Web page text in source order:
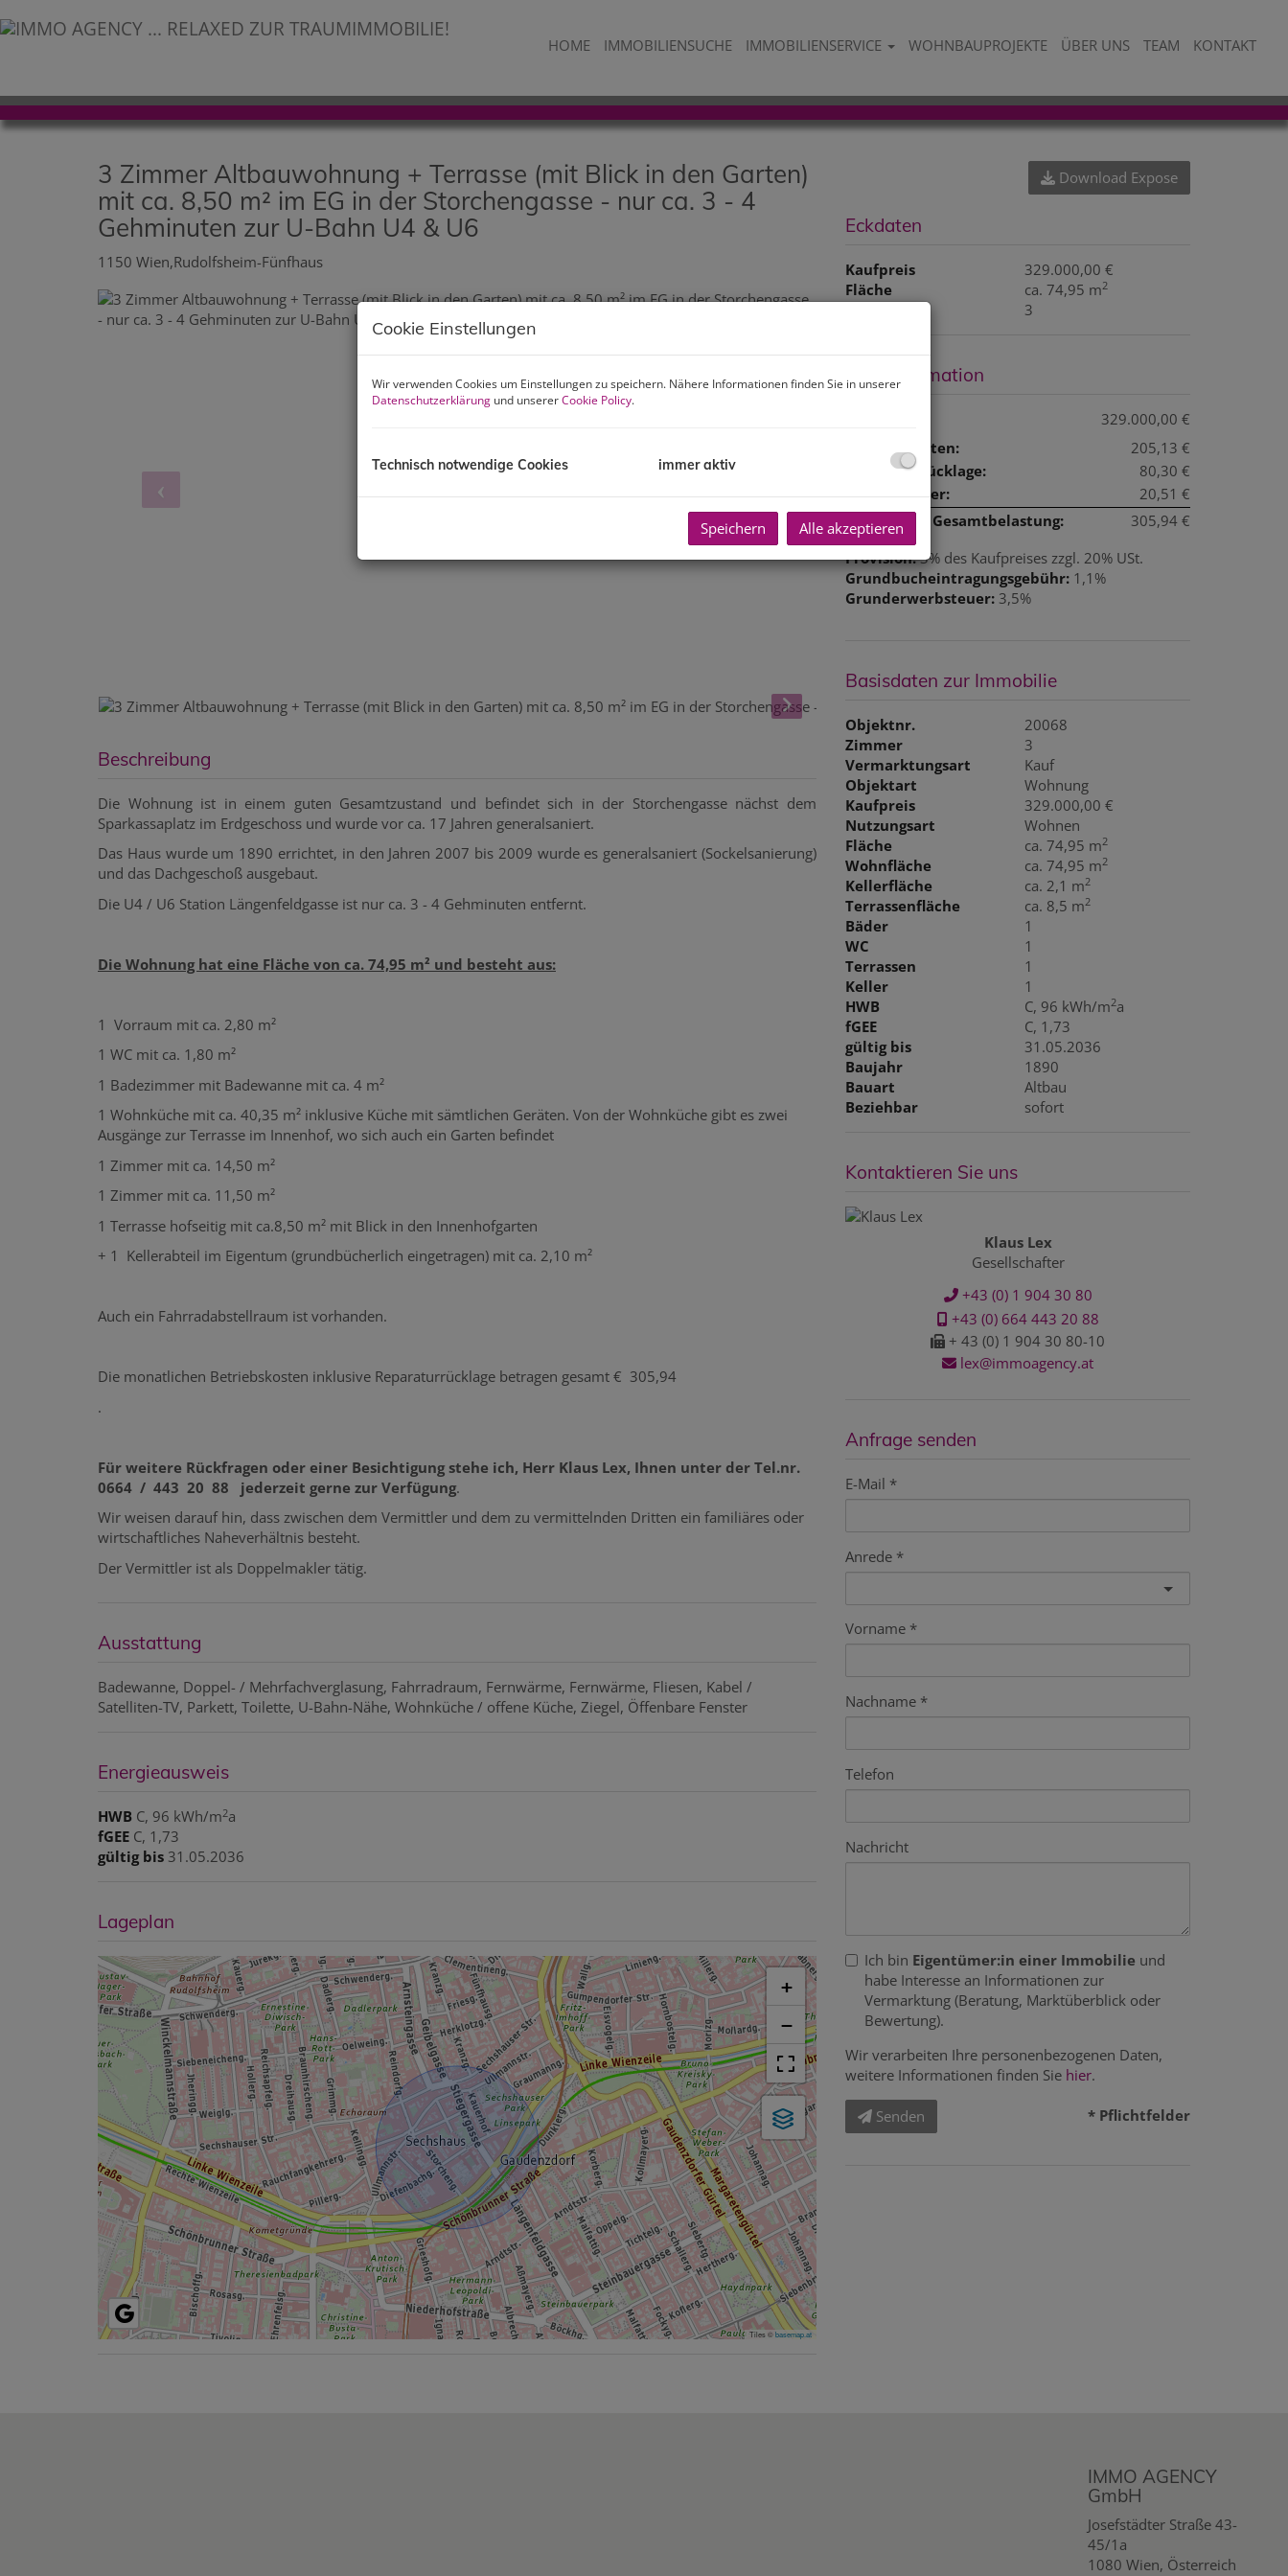
HOME IMMOBILIENSUCHE IMMOBILIENSERVICE WOHNBAUPROJEKTE ÜBER UNS TEAM KONTAKT
3 Zimmer Altbauwohnung + Terrasse (mit Blick in den Garten)
mit ca. 8,50 m² im EG in der Storchengasse - nur ca. 3 - 4
Gehminuten zur U-Bahn U4 & U6
1150 Wien,Rudolfsheim-Fünfhaus
Beschreibung
Die Wohnung ist in einem guten Gesamtzustand und befindet sich in der Storchengasse nächst dem
Sparkassaplatz im Erdgeschoss und wurde vor ca. 17 Jahren generalsaniert.
Das Haus wurde um 1890 errichtet, in den Jahren 2007 bis 2009 wurde es generalsaniert (Sockelsanierung)
und das Dachgeschoß ausgebaut.
Die U4 / U6 Station Längenfeldgasse ist nur ca. 3 - 4 Gehminuten entfernt.
Die Wohnung hat eine Fläche von ca. 74,95 m² und besteht aus:
1 Vorraum mit ca. 2,80 m²
1 WC mit ca. 1,80 m²
1 Badezimmer mit Badewanne mit ca. 4 m²
1 Wohnküche mit ca. 40,35 m² inklusive Küche mit sämtlichen Geräten. Von der Wohnküche gibt es zwei
Ausgänge zur Terrasse im Innenhof, wo sich auch ein Garten befindet
1 Zimmer mit ca. 14,50 m²
1 Zimmer mit ca. 11,50 m²
1 Terrasse hofseitig mit ca.8,50 m² mit Blick in den Innenhofgarten
+ 1 Kellerabteil im Eigentum (grundbücherlich eingetragen) mit ca. 2,10 m²
Auch ein Fahrradabstellraum ist vorhanden.
Die monatlichen Betriebskosten inklusive Reparaturrücklage betragen gesamt € 305,94
.
Für weitere Rückfragen oder einer Besichtigung stehe ich, Herr Klaus Lex, Ihnen unter der Tel.nr.
0664 / 443 20 88 jederzeit gerne zur Verfügung.
Wir weisen darauf hin, dass zwischen dem Vermittler und dem zu vermittelnden Dritten ein familiäres oder
wirtschaftliches Naheverhältnis besteht.
Der Vermittler ist als Doppelmakler tätig.
Ausstattung
Badewanne Doppel- / Mehrfachverglasung Fahrradraum Fernwärme Fernwärme Fliesen Kabel /
Satelliten-TV Parkett Toilette U-Bahn-Nähe Wohnküche / offene Küche Ziegel Öffenbare Fenster
Energieausweis
HWB C, 96 kWh/m2a
fGEE C, 1,73
gültig bis 31.05.2036
Lageplan
+
−
Tiles ©basemap.at
Download Expose
Eckdaten
Kaufpreis
329.000,00 €
Fläche
ca. 74,95 m2
3
Preisinformation
329.000,00 €
Betriebskosten:
205,13 €
Reparaturrücklage:
80,30 €
Umsatzsteuer:
20,51 €
monatliche Gesamtbelastung:
305,94 €
Provision: 3% des Kaufpreises zzgl. 20% USt.
Grundbucheintragungsgebühr: 1,1%
Grunderwerbsteuer: 3,5%
Basisdaten zur Immobilie
Objektnr.
20068
Zimmer
3
Vermarktungsart
Kauf
Objektart
Wohnung
Kaufpreis
329.000,00 €
Nutzungsart
Wohnen
Fläche
ca. 74,95 m2
Wohnfläche ca. 74,95 m2
Kellerfläche ca. 2,1 m2
Terrassenfläche ca. 8,5 m2
Bäder
1
WC
1
Terrassen
1
Keller
1
HWB
C, 96 kWh/m2a
fGEE
C, 1,73
gültig bis
31.05.2036
Baujahr
1890
Bauart
Altbau
Beziehbar
sofort
Kontaktieren Sie uns
Klaus Lex
Gesellschafter
+43 (0) 1 904 30 80
+43 (0) 664 443 20 88
+ 43 (0) 1 904 30 80-10
lex@immoagency.at
Anfrage senden
E-Mail
Anrede
Vorname
Nachname
Telefon
Nachricht
Ich bin Eigentümer:in einer Immobilie und
habe Interesse an Informationen zur
Vermarktung (Beratung, Marktüberblick oder
Bewertung).
Wir verarbeiten Ihre personenbezogenen Daten,
weitere Informationen finden Sie hier.
Senden * Pflichtfelder
IMMO AGENCY
GmbH
Josefstädter Straße 43-
45/1a
1080 Wien, Österreich
Cookie Einstellungen
Wir verwenden Cookies um Einstellungen zu speichern. Nähere Informationen finden Sie in unserer
Datenschutzerklärung und unsererCookie Policy.
Technisch notwendige Cookies immer aktiv
Speichern Alle akzeptieren